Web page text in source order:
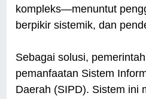
kompleks—menuntut
berpikir sistemik, dan
Sebagai solusi,
pemanfaatan Sistem
Daerah (SIPD). Sistem ini